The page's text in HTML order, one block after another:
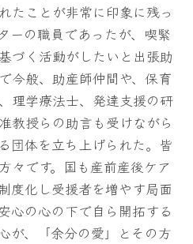
たことが非常に印象に残っ
ーの職員であったが、喫緊
づく活動がしたいと出張助
今般、助産師仲間や、保育
理学療法士、発達支援の研
教授らの助言も受けながら
団体を立ち上げられた。皆
々です。国も産前産後ケア
度化し受援者を増やす局面
心の心の下で自ら開拓する
が、「余分の愛」とその方